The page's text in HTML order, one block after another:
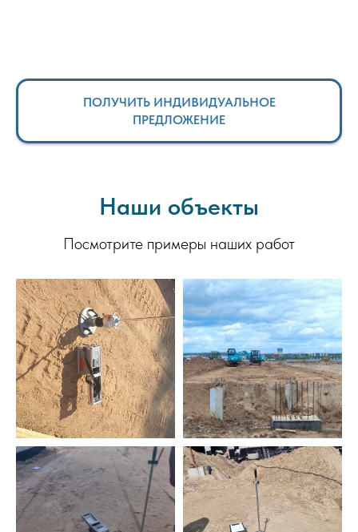
ПОЛУЧИТЬ ИНДИВИДУАЛЬНОЕ
ПРЕДЛОЖЕНИЕ
Наши объекты
Посмотрите примеры наших работ